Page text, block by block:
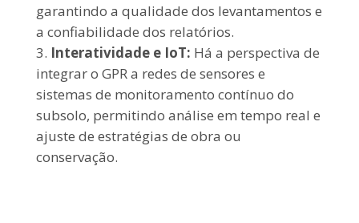
garantindo a qualidade dos levantamentos e
a confiabilidade dos relatórios.
Interatividade e IoT: Há a perspectiva de
integrar o GPR a redes de sensores e
sistemas de monitoramento contínuo do
subsolo, permitindo análise em tempo real e
ajuste de estratégias de obra ou
conservação.